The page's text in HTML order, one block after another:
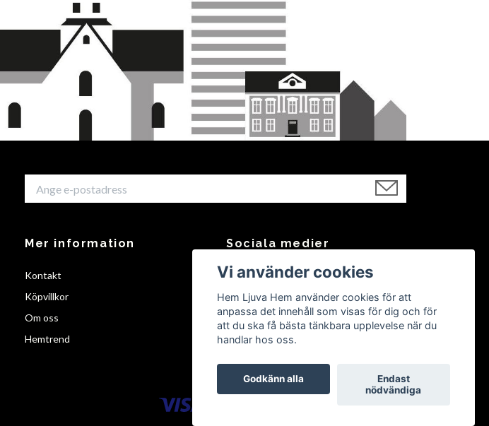
Mer information
Kontakt
Köpvillkor
Om oss
Hemtrend
Sociala medier
Facebook
Instagram
Vi använder cookies
Hem Ljuva Hem använder cookies för att
anpassa det innehåll som visas för dig och för
att du ska få bästa tänkbara upplevelse när du
handlar hos oss.
Godkänn alla
Endast
nödvändiga